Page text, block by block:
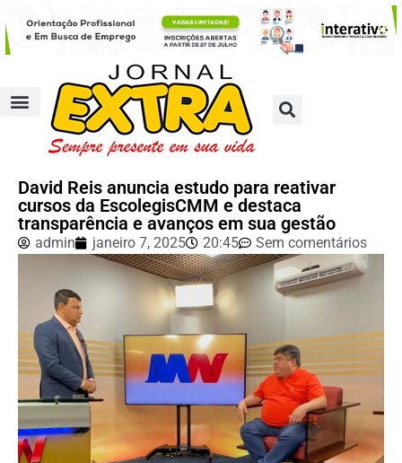
David Reis anuncia estudo para reativar
cursos da EscolegisCMM e destaca
transparência e avanços em sua gestão
admin janeiro 7, 2025 20:45 Sem comentários